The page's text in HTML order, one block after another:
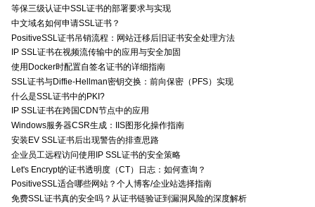
等保三级认证中SSL证书的部署要求与实现
中文域名如何申请SSL证书？
PositiveSSL证书吊销流程：网站迁移后旧证书安全处理方法
IP SSL证书在视频流传输中的应用与安全加固
使用Docker时配置自签名证书的详细指南
SSL证书与Diffie-Hellman密钥交换：前向保密（PFS）实现
什么是SSL证书中的PKI?
IP SSL证书在跨国CDN节点中的应用
Windows服务器CSR生成：IIS图形化操作指南
安装EV SSL证书后出现警告的排查思路
企业员工远程访问使用IP SSL证书的安全策略
Let's Encrypt的证书透明度（CT）日志：如何查询？
PositiveSSL适合哪些网站？个人博客/企业站选择指南
免费SSL证书真的安全吗？从证书链验证到漏洞风险的深度解析